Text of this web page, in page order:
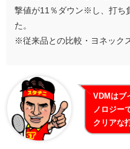
撃値が11％ダウン※し、打ち
た。
※従来品との比較・ヨネック
VDMはブ
ノロジー
クリアな